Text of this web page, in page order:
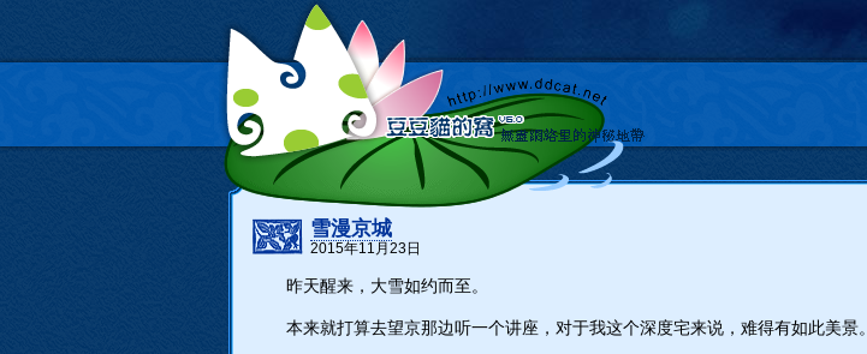
雪漫京城
2015年11月23日
昨天醒来，大雪如约而至。
本来就打算去望京那边听一个讲座，对于我这个深度宅来说，难得有如此美景。